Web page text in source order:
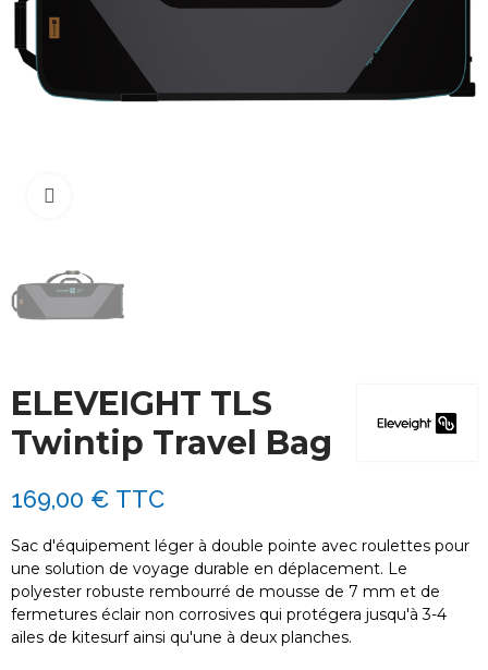
ELEVEIGHT TLS
Twintip Travel Bag
169,00 € TTC
Sac d'équipement léger à double pointe avec roulettes pour
une solution de voyage durable en déplacement. Le
polyester robuste rembourré de mousse de 7 mm et de
fermetures éclair non corrosives qui protégera jusqu'à 3-4
ailes de kitesurf ainsi qu'une à deux planches.